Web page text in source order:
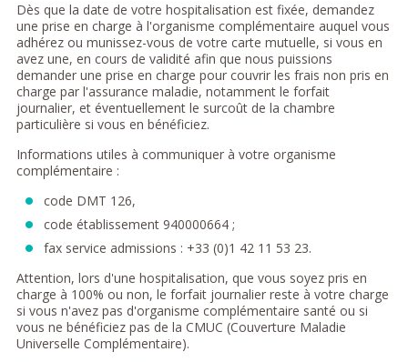
Dès que la date de votre hospitalisation est fixée, demandez
une prise en charge à l'organisme complémentaire auquel vous
adhérez ou munissez-vous de votre carte mutuelle, si vous en
avez une, en cours de validité afin que nous puissions
demander une prise en charge pour couvrir les frais non pris en
charge par l'assurance maladie, notamment le forfait
journalier, et éventuellement le surcoût de la chambre
particulière si vous en bénéficiez.
Informations utiles à communiquer à votre organisme
complémentaire :
code DMT 126,
code établissement 940000664 ;
fax service admissions : +33 (0)1 42 11 53 23.
Attention, lors d'une hospitalisation, que vous soyez pris en
charge à 100% ou non, le forfait journalier reste à votre charge
si vous n'avez pas d'organisme complémentaire santé ou si
vous ne bénéficiez pas de la CMUC (Couverture Maladie
Universelle Complémentaire).